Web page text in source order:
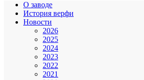
О заводе
История верфи
Новости
2026
2025
2024
2023
2022
2021